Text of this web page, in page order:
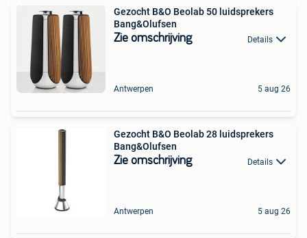
Gezocht B&O Beolab 50 luidsprekers
Bang&Olufsen
Zie omschrijving Details
Antwerpen 5 aug 26
Gezocht B&O Beolab 28 luidsprekers
Bang&Olufsen
Zie omschrijving Details
Antwerpen 5 aug 26